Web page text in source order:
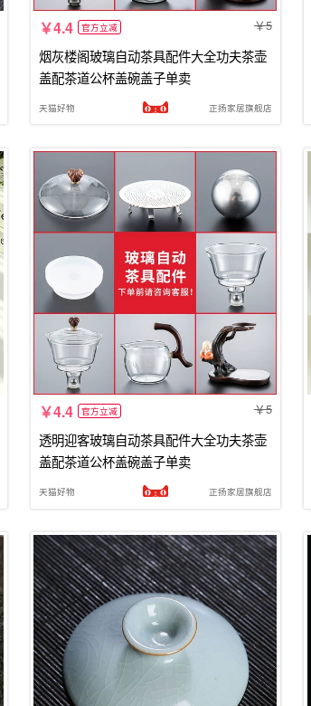
4.4 官方立减 5
烟灰楼阁玻璃自动茶具配件大全功夫茶壶
盖配茶道公杯盖碗盖子单卖
天猫好物 正扬家居旗舰店
4.4 官方立减 5
透明迎客玻璃自动茶具配件大全功夫茶壶
盖配茶道公杯盖碗盖子单卖
天猫好物 正扬家居旗舰店